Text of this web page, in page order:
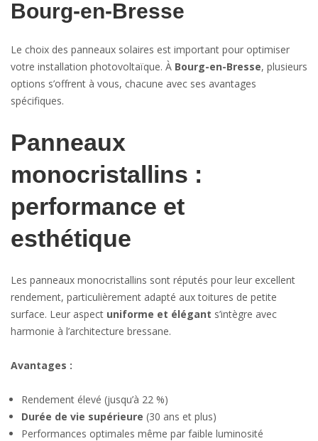
Bourg-en-Bresse
Le choix des panneaux solaires est important pour optimiser
votre installation photovoltaïque. À Bourg-en-Bresse, plusieurs
options s’offrent à vous, chacune avec ses avantages
spécifiques.
Panneaux
monocristallins :
performance et
esthétique
Les panneaux monocristallins sont réputés pour leur excellent
rendement, particulièrement adapté aux toitures de petite
surface. Leur aspect uniforme et élégant s’intègre avec
harmonie à l’architecture bressane.
Avantages :
Rendement élevé (jusqu’à 22 %)
Durée de vie supérieure (30 ans et plus)
Performances optimales même par faible luminosité